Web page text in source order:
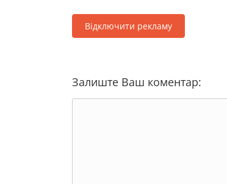
Відключити рекламу
Залиште Ваш коментар: